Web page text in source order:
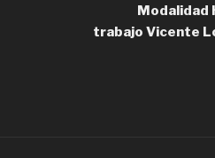
Modalidad
trabajo Vicente